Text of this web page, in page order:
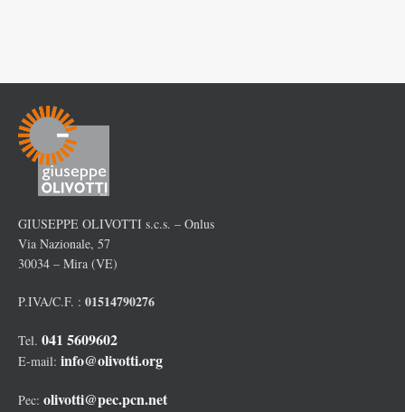
GIUSEPPE OLIVOTTI s.c.s. – Onlus
Via Nazionale, 57
30034 – Mira (VE)
P.IVA/C.F. : 01514790276
Tel. 041 5609602
E-mail: info@olivotti.org
Pec: olivotti@pec.pcn.net